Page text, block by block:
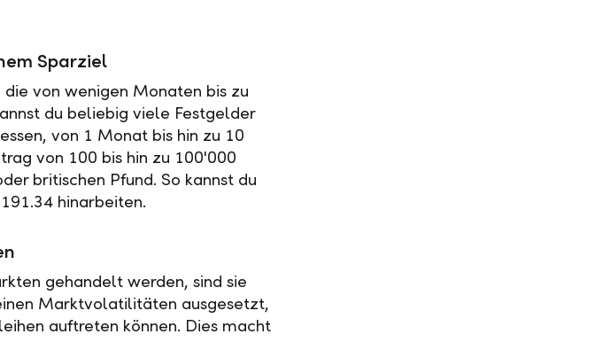
Sparziel
von wenigen Monaten bis zu
du beliebig viele Festgelder
von 1 Monat bis hin zu 10
von 100 bis hin zu 100'000
britischen Pfund. So kannst du
hinarbeiten.
gehandelt werden, sind sie
Marktvolatilitäten ausgesetzt,
auftreten können. Dies macht